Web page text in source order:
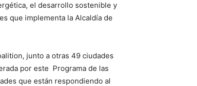
el desarrollo sostenible y
que implementa la Alcaldía de
junto a otras 49 ciudades
por este Programa de las
que están respondiendo al